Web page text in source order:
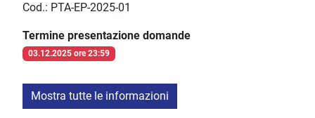
Cod.: PTA-EP-2025-01
Termine presentazione domande
03.12.2025 ore 23:59
Mostra tutte le informazioni